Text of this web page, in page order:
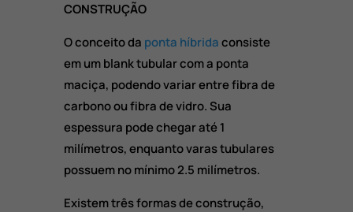
CONSTRUÇÃO
O conceito da ponta híbridaconsiste
em um blank tubular com a ponta
maciça, podendo variar entre fibra de
carbono ou fibra de vidro. Sua
espessura pode chegar até 1
milímetros, enquanto varas tubulares
possuem no mínimo 2.5 milímetros.
Existem três formas de construção,